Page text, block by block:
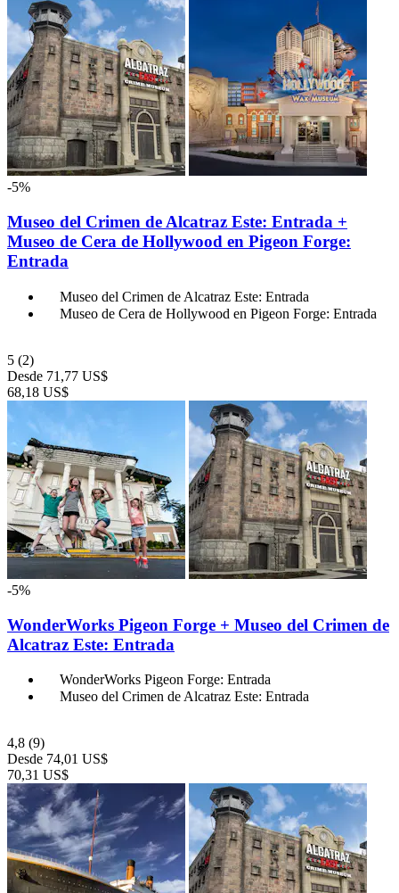
-5%
Museo del Crimen de Alcatraz Este: Entrada +
Museo de Cera de Hollywood en Pigeon Forge:
Entrada
Museo del Crimen de Alcatraz Este: Entrada
Museo de Cera de Hollywood en Pigeon Forge: Entrada
5 (2)
Desde 71,77 US$
68,18 US$
-5%
WonderWorks Pigeon Forge + Museo del Crimen de
Alcatraz Este: Entrada
WonderWorks Pigeon Forge: Entrada
Museo del Crimen de Alcatraz Este: Entrada
4,8 (9)
Desde 74,01 US$
70,31 US$